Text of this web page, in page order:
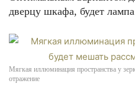
дверцу шкафа, будет
Мягкая иллюминация пространства у
отражение